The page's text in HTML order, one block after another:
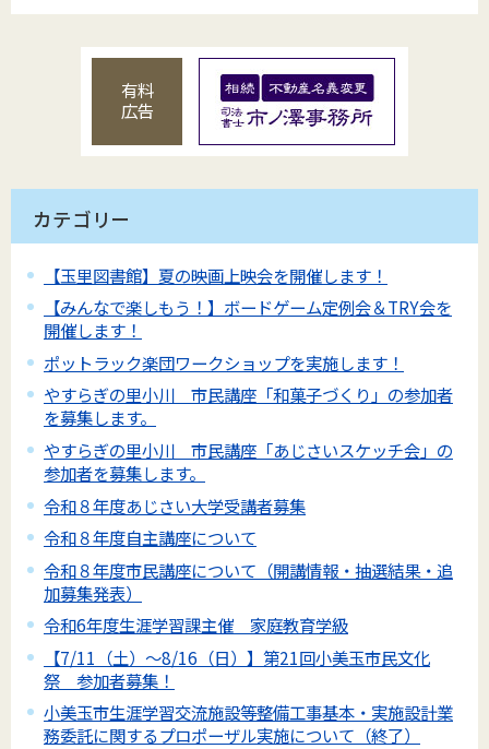
有料
広告
カテゴリー
【玉里図書館】夏の映画上映会を開催します！
【みんなで楽しもう！】ボードゲーム定例会＆TRY会を
開催します！
ポットラック楽団ワークショップを実施します！
やすらぎの里小川 市民講座「和菓子づくり」の参加者
を募集します。
やすらぎの里小川 市民講座「あじさいスケッチ会」の
参加者を募集します。
令和８年度あじさい大学受講者募集
令和８年度自主講座について
令和８年度市民講座について（開講情報・抽選結果・追
加募集発表）
令和6年度生涯学習課主催 家庭教育学級
【7/11（土）～8/16（日）】第21回小美玉市民文化
祭 参加者募集！
小美玉市生涯学習交流施設等整備工事基本・実施設計業
務委託に関するプロポーザル実施について（終了）